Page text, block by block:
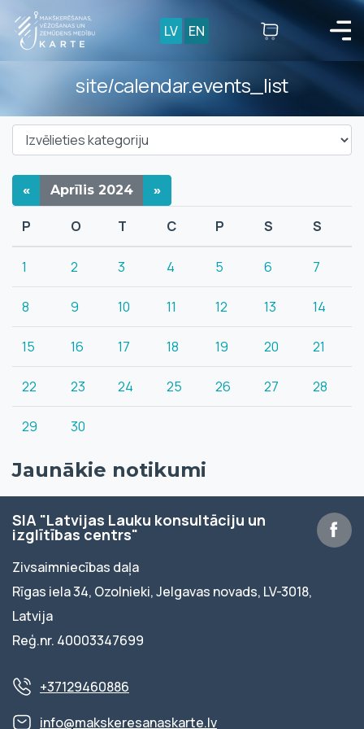
LV EN
site/calendar.events_list
« Aprīlis 2024 »
P O T C P S S
1 2 3 4 5 6 7
8 9 10 11 12 13 14
15 16 17 18 19 20 21
22 23 24 25 26 27 28
29 30
Jaunākie notikumi
SIA "Latvijas Lauku konsultāciju un
izglītības centrs"
Zivsaimniecības daļa
Rīgas iela 34, Ozolnieki, Jelgavas novads, LV-3018,
Latvija
Reģ.nr. 40003347699
+37129460886
info@makskeresanaskarte.lv